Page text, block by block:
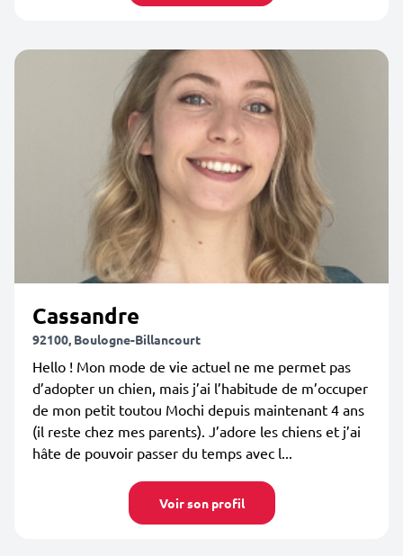
Cassandre
92100, Boulogne-Billancourt
Hello ! Mon mode de vie actuel ne me permet pas
d’adopter un chien, mais j’ai l’habitude de m’occuper
de mon petit toutou Mochi depuis maintenant 4 ans
(il reste chez mes parents). J’adore les chiens et j’ai
hâte de pouvoir passer du temps avec l...
Voir son profil